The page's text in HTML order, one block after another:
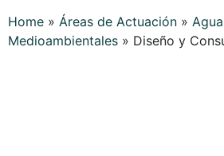
Home » Áreas de Actuación »
Medioambientales » Diseño y